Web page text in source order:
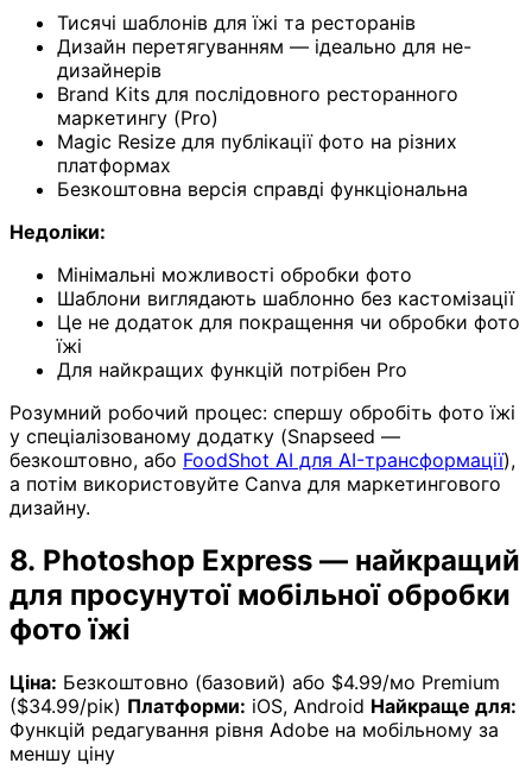
Тисячі шаблонів для їжі та ресторанів
Дизайн перетягуванням — ідеально для не-
дизайнерів
Brand Kits для послідовного ресторанного
маркетингу (Pro)
Magic Resize для публікації фото на різних
платформах
Безкоштовна версія справді функціональна
Недоліки:
Мінімальні можливості обробки фото
Шаблони виглядають шаблонно без кастомізації
Це не додаток для покращення чи обробки фото
їжі
Для найкращих функцій потрібен Pro
Розумний робочий процес: спершу обробіть фото їжі
у спеціалізованому додатку (Snapseed —
безкоштовно, або FoodShot AI для AI-трансформації),
а потім використовуйте Canva для маркетингового
дизайну.
8. Photoshop Express — найкращий
для просунутої мобільної обробки
фото їжі
Ціна: Безкоштовно (базовий) або $4.99/мо Premium
($34.99/рік) Платформи: iOS, Android Найкраще для:
Функцій редагування рівня Adobe на мобільному за
меншу ціну